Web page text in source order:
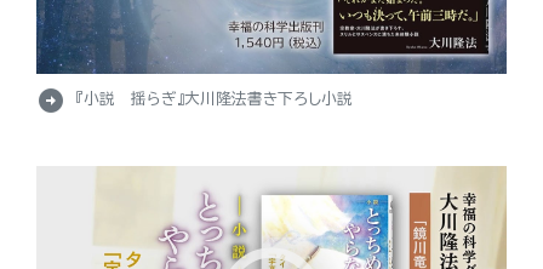
arrow_circle_right 『小説 揺らぎ』大川隆法書き下ろし小説